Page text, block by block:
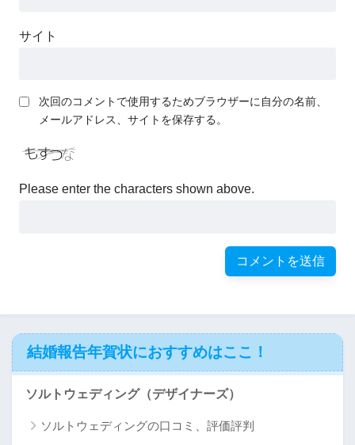
サイト
次回のコメントで使用するためブラウザーに自分の名前、
メールアドレス、サイトを保存する。
Please enter the characters shown above.
結婚報告年賀状におすすめはここ！
ソルトウェディング（デザイナーズ）
ソルトウェディングの口コミ、評価評判